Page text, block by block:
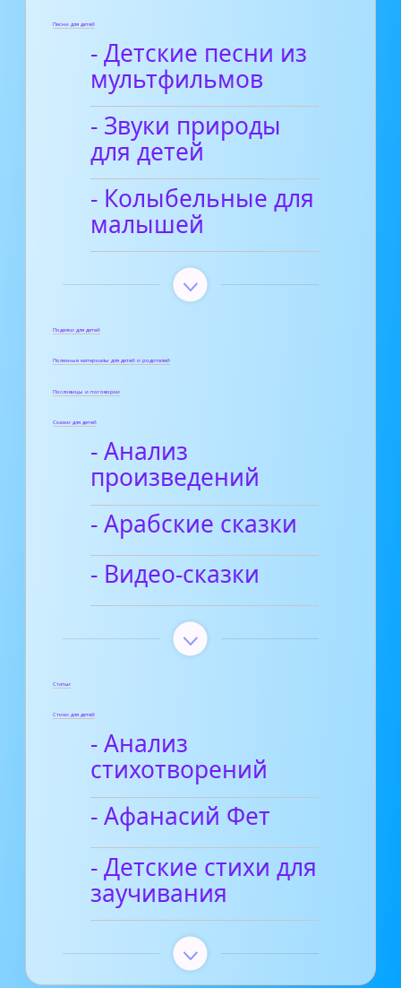
Песни для детей
- Детские песни из
мультфильмов
- Звуки природы
для детей
- Колыбельные для
малышей
Поделки для детей
Полезные материалы для детей и родителей
Пословицы и поговорки
Сказки для детей
- Анализ
произведений
- Арабские сказки
- Видео-сказки
Статьи
Стихи для детей
- Анализ
стихотворений
- Афанасий Фет
- Детские стихи для
заучивания